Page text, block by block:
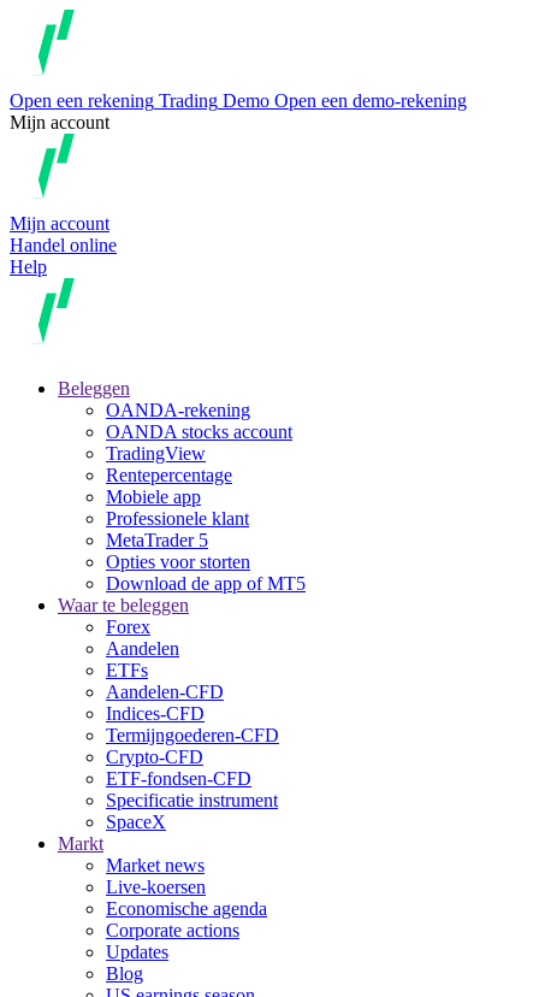
Open een rekening Trading Demo Open een demo-rekening
Mijn account
Mijn account
Handel online
Help
Beleggen
OANDA-rekening
OANDA stocks account
TradingView
Rentepercentage
Mobiele app
Professionele klant
MetaTrader 5
Opties voor storten
Download de app of MT5
Waar te beleggen
Forex
Aandelen
ETFs
Aandelen-CFD
Indices-CFD
Termijngoederen-CFD
Crypto-CFD
ETF-fondsen-CFD
Specificatie instrument
SpaceX
Markt
Market news
Live-koersen
Economische agenda
Corporate actions
Updates
Blog